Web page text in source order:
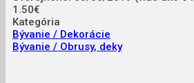
1.50€
Kategória
Bývanie / Dekorácie
Bývanie / Obrusy, deky